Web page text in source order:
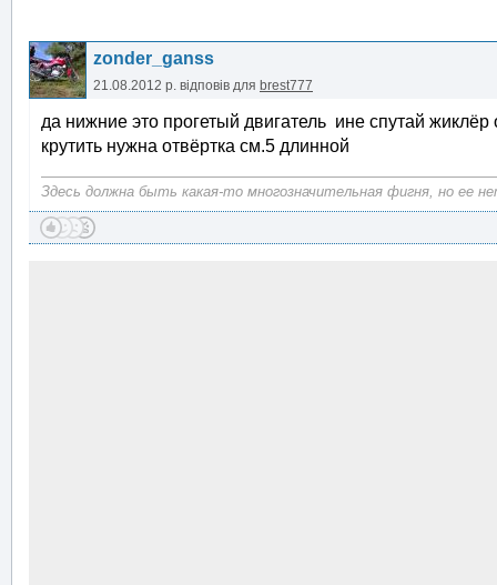
zonder_ganss
21.08.2012 р. відповів для brest777
да нижние это прогетый двигатель ине спутай
крутить нужна отвёртка см.5 длинной
Здесь должна быть какая-то многозначительная фигня, но ее